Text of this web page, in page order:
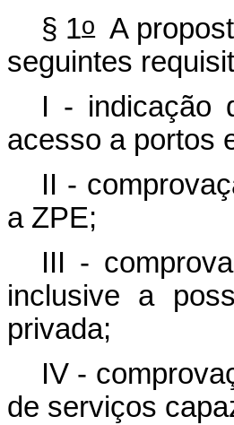
§ 1oA
seguintes
I - indicação
acesso a portos
II -
a ZPE;
III -
inclusive a
privada;
IV -
de serviços